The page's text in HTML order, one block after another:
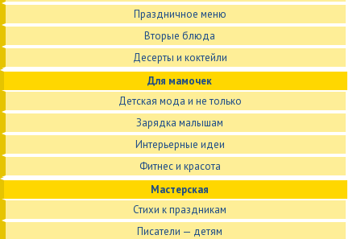
Праздничное меню
Вторые блюда
Десерты и коктейли
Для мамочек
Детская мода и не только
Зарядка малышам
Интерьерные идеи
Фитнес и красота
Мастерская
Стихи к праздникам
Писатели — детям